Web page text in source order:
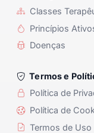
Classes
Princípios
Doenças
Termos e
Política de
Política de
Termos de Uso